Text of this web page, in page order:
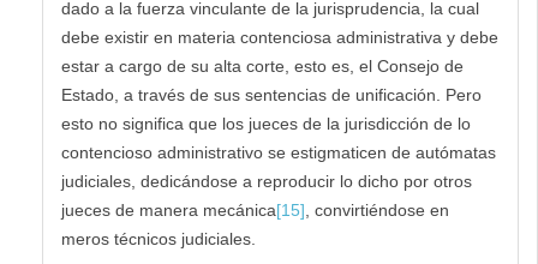
dado a la fuerza vinculante de la jurisprudencia, la cual
debe existir en materia contenciosa administrativa y debe
estar a cargo de su alta corte, esto es, el Consejo de
Estado, a través de sus sentencias de unificación. Pero
esto no significa que los jueces de la jurisdicción de lo
contencioso administrativo se estigmaticen de autómatas
judiciales, dedicándose a reproducir lo dicho por otros
jueces de manera mecánica[15] , convirtiéndose en
meros técnicos judiciales.